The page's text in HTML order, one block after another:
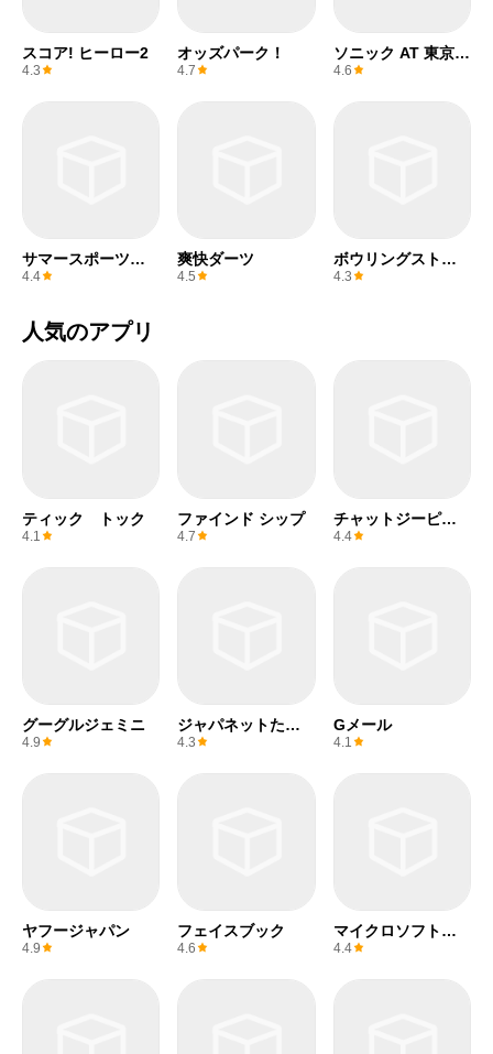
スコア! ヒーロー2
4.3
オッズパーク！
4.7
ソニック AT 東京
2020オリンピック
4.6
サマースポーツゲ
ーム
4.4
爽快ダーツ
4.5
ボウリングストラ
イク
4.3
人気のアプリ
ティック トック
4.1
ファインド シップ
4.7
チャットジーピー
ティー
4.4
グーグルジェミニ
4.9
ジャパネットたか
た
4.3
Gメール
4.1
ヤフージャパン
4.9
フェイスブック
4.6
マイクロソフトエ
クセル
4.4